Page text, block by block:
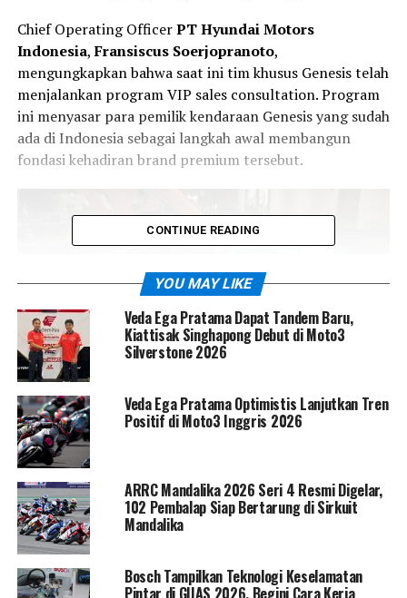
Chief Operating OfficerPT Hyundai Motors
Indonesia,Fransiscus Soerjopranoto,
mengungkapkan bahwa saat ini tim khusus Genesis telah
menjalankan program VIP sales consultation. Program
ini menyasar para pemilik kendaraan Genesis yang sudah
ada di Indonesia sebagai langkah awal membangun
fondasi kehadiran brand premium tersebut.
Melalui pendekatan eksklusif ini, Genesis ingin
mendengar langsung suara pelanggan—mulai dari
ekspektasi layanan hingga standar pengalaman
kepemilikan yang diharapkan. Bagi HMID, proses ini
bukan sekadar formalitas, melainkan bagian penting
dalam memastikan Genesis hadir dengan kualitas
layanan yang selaras dengan reputasi globalnya.
CONTINUE READING
YOU MAY LIKE
Veda Ega Pratama Dapat Tandem Baru,
Kiattisak Singhapong Debut di Moto3
Silverstone 2026
Veda Ega Pratama Optimistis Lanjutkan Tren
Positif di Moto3 Inggris 2026
ARRC Mandalika 2026 Seri 4 Resmi Digelar,
102 Pembalap Siap Bertarung di Sirkuit
Mandalika
Bosch Tampilkan Teknologi Keselamatan
Pintar di GIIAS 2026, Begini Cara Kerja